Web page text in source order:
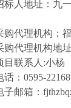
标人地址：九
购代理机构：
购代理机构地
目联系人:小杨
话：0595-
子邮箱：